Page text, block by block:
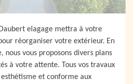
elagage mettra à votre
réorganiser votre extérieur. En
nous vous proposons divers plans
à votre attente. Tous vos travaux
et conforme aux